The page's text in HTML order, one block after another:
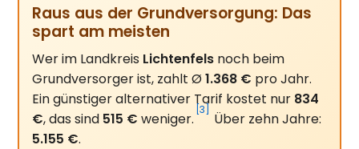
Raus aus der Grundversorgung: Das
spart am meisten
Wer im Landkreis Lichtenfels noch beim
Grundversorger ist, zahlt Ø1.368 € pro Jahr.
Ein günstiger alternativer Tarif kostet nur 834
€, das sind 515 € weniger. [3]
Über zehn Jahre:
5.155 €.